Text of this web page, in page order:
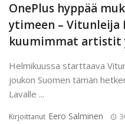
OnePlus hyppää
ytimeen – Vitunleija
kuumimmat artistit
Helmikuussa starttaava
joukon Suomen tämän
Lavalle ...
Kirjoittanut Eero Salminen